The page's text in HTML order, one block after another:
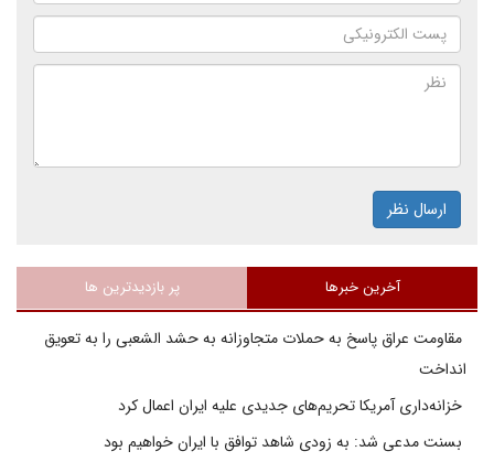
ارسال نظر
آخرین خبرها پر بازدیدترین ها
مقاومت عراق پاسخ به حملات متجاوزانه به حشد الشعبی را به تعویق
انداخت
خزانه‌داری آمریکا تحریم‌های جدیدی علیه ایران اعمال کرد
بسنت مدعی شد: به زودی شاهد توافق با ایران خواهیم بود